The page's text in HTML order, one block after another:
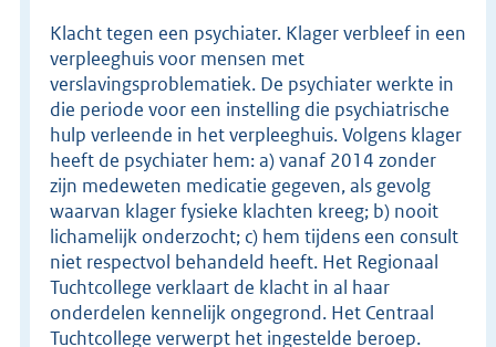
Klacht tegen een psychiater. Klager verbleef in een
verpleeghuis voor mensen met
verslavingsproblematiek. De psychiater werkte in
die periode voor een instelling die psychiatrische
hulp verleende in het verpleeghuis. Volgens klager
heeft de psychiater hem: a) vanaf 2014 zonder
zijn medeweten medicatie gegeven, als gevolg
waarvan klager fysieke klachten kreeg; b) nooit
lichamelijk onderzocht; c) hem tijdens een consult
niet respectvol behandeld heeft. Het Regionaal
Tuchtcollege verklaart de klacht in al haar
onderdelen kennelijk ongegrond. Het Centraal
Tuchtcollege verwerpt het ingestelde beroep.